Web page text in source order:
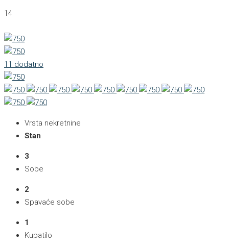
14
11 dodatno
Vrsta nekretnine
Stan
3
Sobe
2
Spavaće sobe
1
Kupatilo